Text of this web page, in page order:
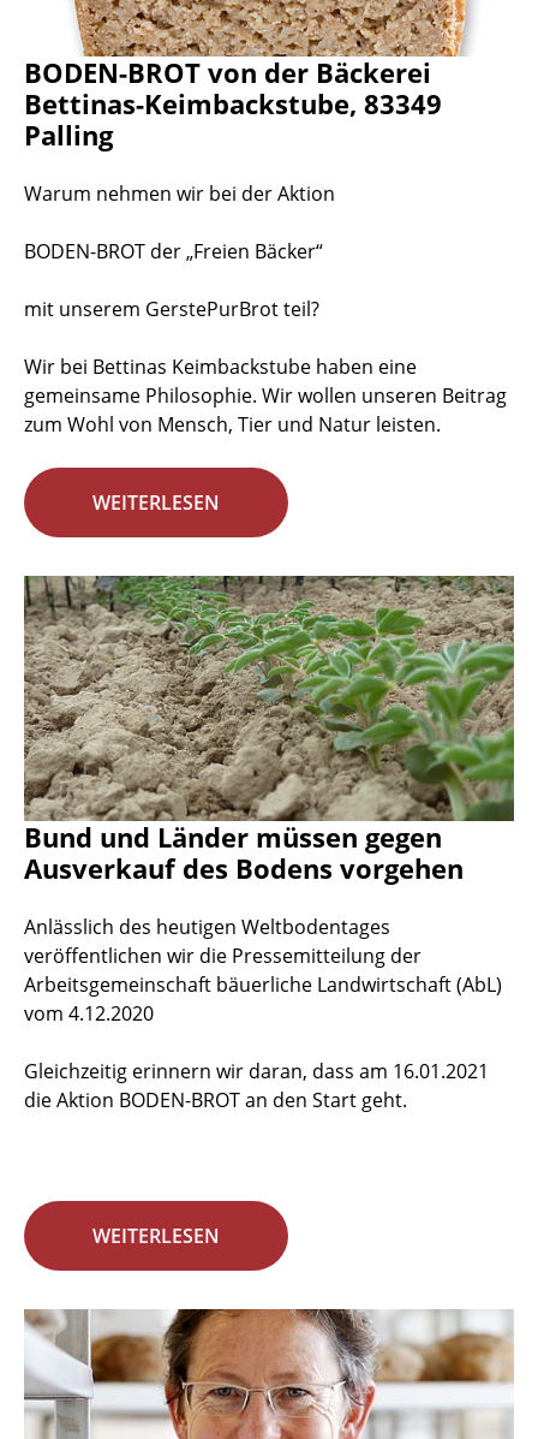
BODEN-BROT von der Bäckerei
Bettinas-Keimbackstube, 83349
Palling
Warum nehmen wir bei der Aktion
BODEN-BROT der „Freien Bäcker“
mit unserem GerstePurBrot teil?
Wir bei Bettinas Keimbackstube haben eine
gemeinsame Philosophie. Wir wollen unseren Beitrag
zum Wohl von Mensch, Tier und Natur leisten.
WEITERLESEN
Bund und Länder müssen gegen
Ausverkauf des Bodens vorgehen
Anlässlich des heutigen Weltbodentages
veröffentlichen wir die Pressemitteilung der
Arbeitsgemeinschaft bäuerliche Landwirtschaft (AbL)
vom 4.12.2020
Gleichzeitig erinnern wir daran, dass am 16.01.2021
die Aktion BODEN-BROT an den Start geht.
WEITERLESEN